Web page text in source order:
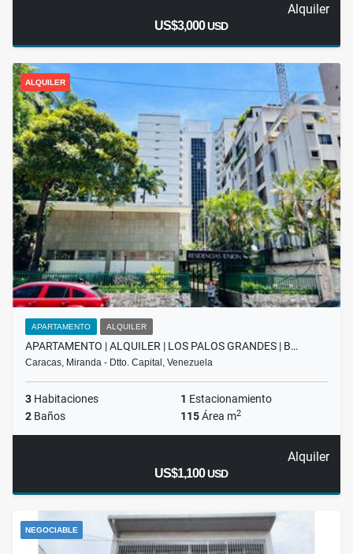
Alquiler
US$3,000USD
ALQUILER
APARTAMENTO ALQUILER
APARTAMENTO | ALQUILER | LOS PALOS GRANDES | B…
Caracas, Miranda - Dtto. Capital, Venezuela
3 Habitaciones 1 Estacionamiento
2 Baños 115Área m2
Alquiler
US$1,100USD
NEGOCIABLE